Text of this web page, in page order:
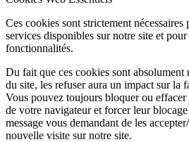
Ces cookies sont strictement
services disponibles sur notre site et
fonctionnalités.
Du fait que ces cookies sont absolument
du site, les refuser aura un impact sur la
Vous pouvez toujours bloquer ou
de votre navigateur et forcer leur
message vous demandant de les
nouvelle visite sur notre site.